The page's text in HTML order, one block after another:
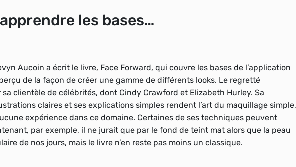
les bases…
Aucoin a écrit le livre, Face Forward, qui couvre les bases de l’application
de la façon de créer une gamme de différents looks. Le regretté
clientèle de célébrités, dont Cindy Crawford et Elizabeth Hurley. Sa
claires et ses explications simples rendent l’art du maquillage simple,
expérience dans ce domaine. Certaines de ses techniques peuvent
par exemple, il ne jurait que par le fond de teint mat alors que la peau
de nos jours, mais le livre n’en reste pas moins un classique.